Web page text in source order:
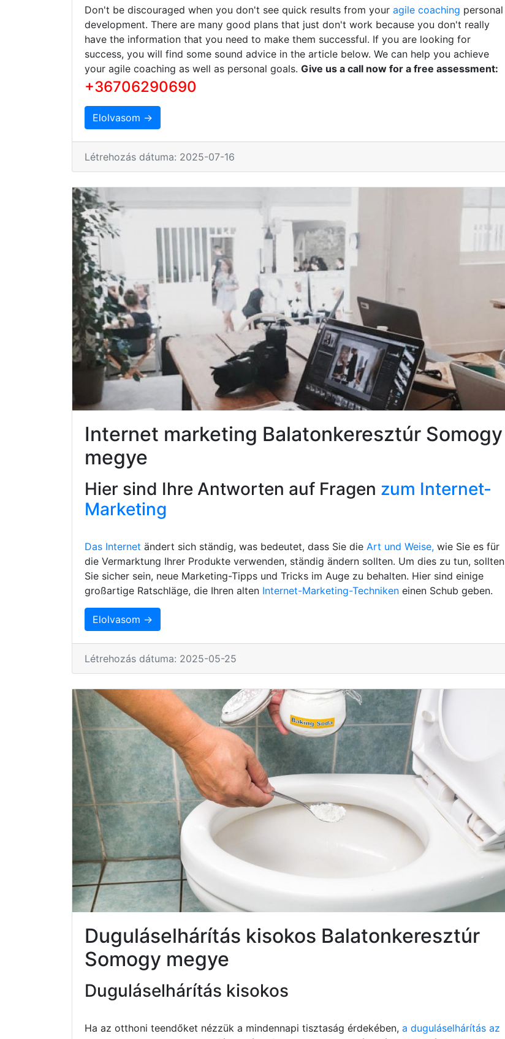
Don't be discouraged when you don't see quick results from your agile coaching personal
development. There are many good plans that just don't work because you don't really
have the information that you need to make them successful. If you are looking for
success, you will find some sound advice in the article below. We can help you achieve
your agile coaching as well as personal goals. Give us a call now for a free assessment:
+36706290690
Elolvasom →
Létrehozás dátuma: 2025-07-16
Internet marketing Balatonkeresztúr Somogy
megye
Hier sind Ihre Antworten auf Fragen zum Internet-
Marketing
Das Internet ändert sich ständig, was bedeutet, dass Sie die Art und Weise, wie Sie es für
die Vermarktung Ihrer Produkte verwenden, ständig ändern sollten. Um dies zu tun, sollten
Sie sicher sein, neue Marketing-Tipps und Tricks im Auge zu behalten. Hier sind einige
großartige Ratschläge, die Ihren alten Internet-Marketing-Techniken einen Schub geben.
Elolvasom →
Létrehozás dátuma: 2025-05-25
Duguláselhárítás kisokos Balatonkeresztúr
Somogy megye
Duguláselhárítás kisokos
Ha az otthoni teendőket nézzük a mindennapi tisztaság érdekében, a duguláselhárítás az